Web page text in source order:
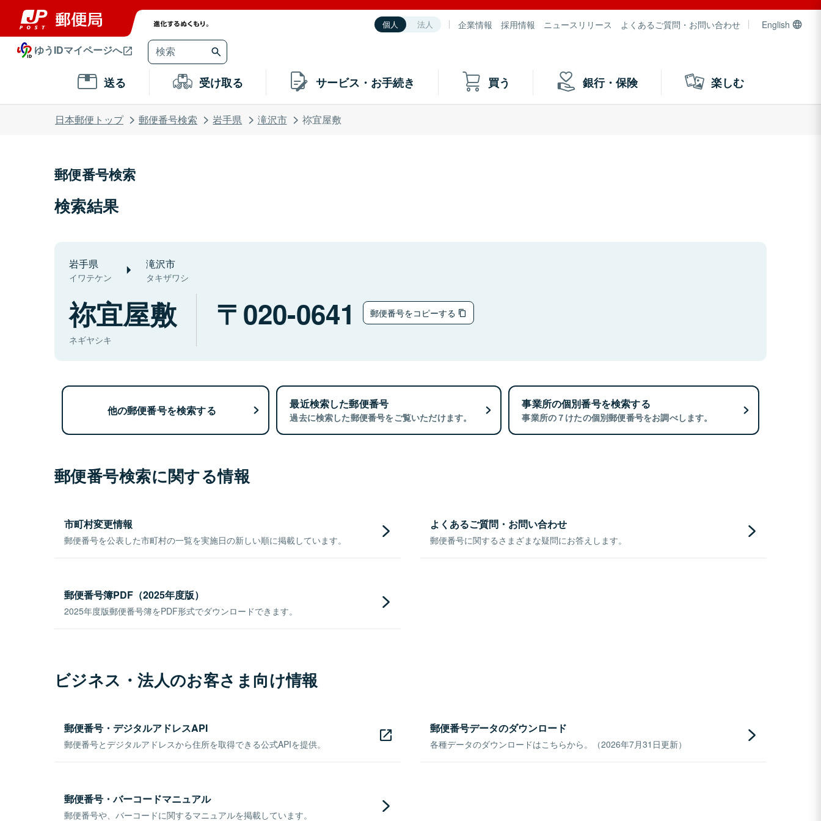
個人 法人 企業情報 採用情報 ニュースリリース よくあるご質問・お問い合わせ English
ゆうIDマイページへ
送る 受け取る サービス・お手続き 買う 銀行・保険 楽しむ
日本郵便トップ 郵便番号検索 岩手県 滝沢市 祢宜屋敷
郵便番号検索
検索結果
岩手県
イワテケン
滝沢市
タキザワシ
祢宜屋敷
ネギヤシキ
020-0641 郵便番号をコピーする
他の郵便番号を検索する 最近検索した郵便番号
過去に検索した郵便番号をご覧いただけます。
事業所の個別番号を検索する
事業所の７けたの個別郵便番号をお調べします。
郵便番号検索に関する情報
市町村変更情報
郵便番号を公表した市町村の一覧を実施日の新しい順に掲載しています。
よくあるご質問・お問い合わせ
郵便番号に関するさまざまな疑問にお答えします。
郵便番号簿PDF（2025年度版）
2025年度版郵便番号簿をPDF形式でダウンロードできます。
ビジネス・法人のお客さま向け情報
郵便番号・デジタルアドレスAPI
郵便番号とデジタルアドレスから住所を取得できる公式APIを提供。
郵便番号データのダウンロード
各種データのダウンロードはこちらから。（2026年7月31日更新）
郵便番号・バーコードマニュアル
郵便番号や、バーコードに関するマニュアルを掲載しています。